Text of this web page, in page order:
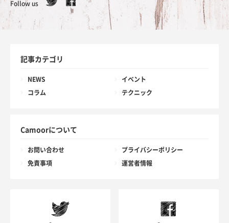
Follow us
記事カテゴリ
NEWS イベント
コラム テクニック
Camoorについて
お問い合わせ プライバシーポリシー
免責事項 運営者情報